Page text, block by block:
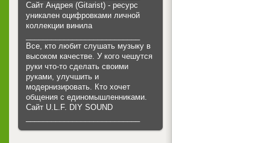
Сайт Андрея (Gitarist) - ресурс
уникален оцифровками личной
коллекции винила
Все, кто любит слушать музыку в
высоком качестве. У кого чешутся
руки что-то сделать своими
руками, улучшить и
модернизировать. Кто хочет
общения с единомышленниками.
Cайт U.L.F. DIY SOUND